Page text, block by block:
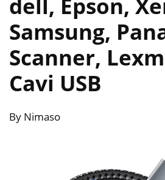
Samsung,
Scanner,
Cavi USB
By Nimaso